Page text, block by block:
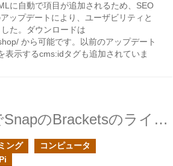
に自動で項目が追加されるため、SEO
ップデートにより、ユーザビリティと
た。ダウンロードは
から可能です。以前のアップデート
表示するcms:idタグも追加されていま
Ubuntu19.10でSnapのBracketsのライブプレビューが動作しなかった時の対処
ング
コンピュータ